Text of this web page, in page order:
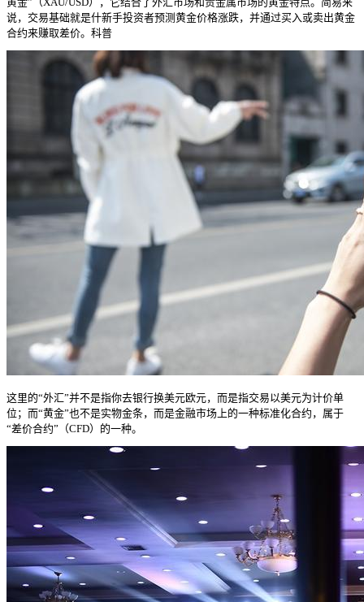
说，交易基础就是什新手投资者预测黄金价格涨跌，并通过买入或卖出黄金
合约来赚取差价。科普
这里的“外汇”并不是指你去银行换美元欧元，而是指交易以美元为计价单
位；而“黄金”也不是实物金条，而是金融市场上的一种标准化合约，属于
“差价合约”（CFD）的一种。